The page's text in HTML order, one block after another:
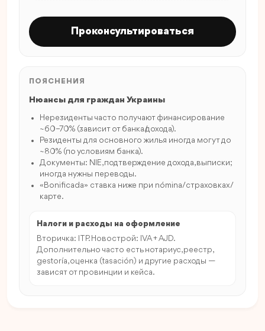
Проконсультироваться
ПОЯСНЕНИЯ
Нюансы для граждан Украины
Нерезиденты часто получают финансирование
~60–70% (зависит от банка/дохода).
Резиденты для основного жилья иногда могут до
~80% (по условиям банка).
Документы: NIE, подтверждение дохода, выписки;
иногда нужны переводы.
«Bonificada» ставка ниже при nómina/страховках/
карте.
Налоги и расходы на оформление
Вторичка: ITP. Новострой: IVA + AJD.
Дополнительно часто есть нотариус, реестр,
gestoría, оценка (tasación) и другие расходы —
зависят от провинции и кейса.